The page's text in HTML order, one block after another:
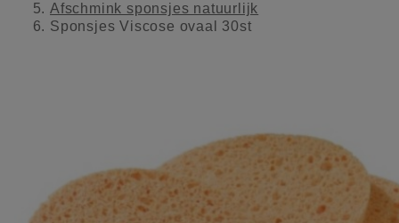
Afschmink sponsjes natuurlijk
Sponsjes Viscose ovaal 30st